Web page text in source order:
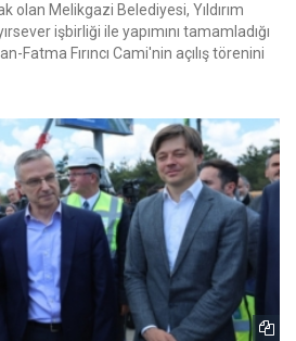
olan Melikgazi Belediyesi, Yıldırım
işbirliği ile yapımını tamamladığı
Fatma Fırıncı Cami'nin açılış törenini